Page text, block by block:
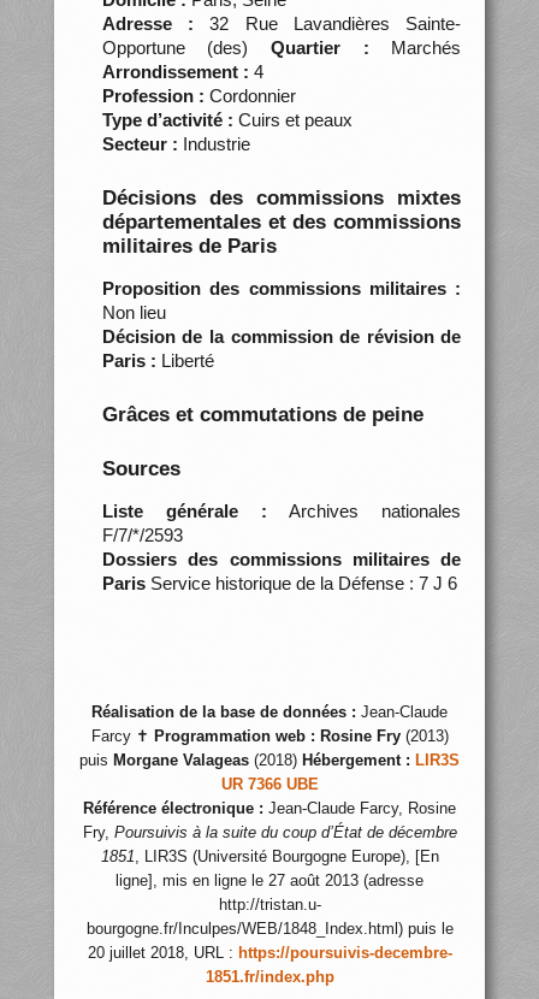
Adresse : 32 Rue Lavandières Sainte-
Opportune (des) Quartier : Marchés
Arrondissement : 4
Profession : Cordonnier
Type d’activité : Cuirs et peaux
Secteur : Industrie
Décisions des commissions mixtes
départementales et des commissions
militaires de Paris
Proposition des commissions militaires :
Non lieu
Décision de la commission de révision de
Paris : Liberté
Grâces et commutations de peine
Sources
Liste générale : Archives nationales
F/7/*/2593
Dossiers des commissions militaires de
ParisService historique de la Défense : 7 J 6
Réalisation de la base de données : Jean-Claude
Farcy ✝ Programmation web : Rosine Fry(2013)
puis Morgane Valageas (2018) Hébergement : LIR3S
UR 7366 UBE
Référence électronique : Jean-Claude Farcy, Rosine
Fry, Poursuivis à la suite du coup d’État de décembre
1851, LIR3S (Université Bourgogne Europe), [En
ligne], mis en ligne le 27 août 2013 (adresse
http://tristan.u-
bourgogne.fr/Inculpes/WEB/1848_Index.html) puis le
20 juillet 2018, URL : https://poursuivis-decembre-
1851.fr/index.php